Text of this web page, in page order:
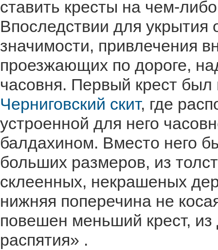
ставить кресты на чем-
Впоследствии для
значимости, привлечения
проезжающих по дороге,
часовня. Первый крест
Черниговский скит, где
устроенной для него
балдахином. Вместо него
больших размеров, из
склеенных, некрашеных
нижняя поперечина не
повешен меньший крест,
распятия» .